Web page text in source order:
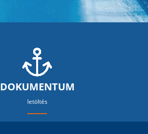
DOKUMENTUM
letöltés